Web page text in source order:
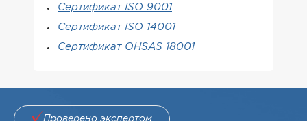
Сертификат ISO 9001
Сертификат ISO 14001
Сертификат OHSAS 18001